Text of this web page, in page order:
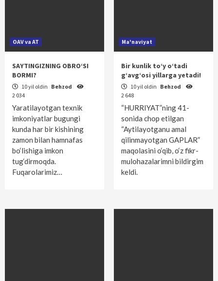
OAV va AT
SAYTINGIZNING OBRO‘SI
BORMI?
10 yil oldin Behzod
2 034
Yaratilayotgan texnik
imkoniyatlar bugungi
kunda har bir kishining
zamon bilan hamnafas
bo‘lishiga imkon
tug‘dirmoqda.
Fuqarolarimiz…
Ma'naviyat
Bir kunlik to‘y o‘tadi
g‘avg‘osi yillarga yetadi!
10 yil oldin Behzod
2 648
“HURRIYAT”ning 41-
sonida chop etilgan
“Aytilayotganu amal
qilinmayotgan GAPLAR”
maqolasini o‘qib, o‘z fikr-
mulohazalarimni bildirgim
keldi.